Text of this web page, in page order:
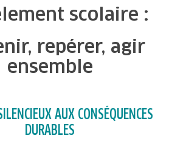
scolaire :
repérer, agir
ensemble
AUX CONSÉQUENCES
DURABLES